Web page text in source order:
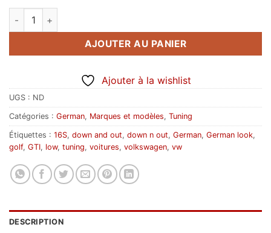
quantité de Golf MK2 Down N Out
AJOUTER AU PANIER
Ajouter à la wishlist
UGS : ND
Catégories : German, Marques et modèles, Tuning
Étiquettes : 16S, down and out, down n out, German, German look,
golf, GTI, low, tuning, voitures, volkswagen, vw
DESCRIPTION